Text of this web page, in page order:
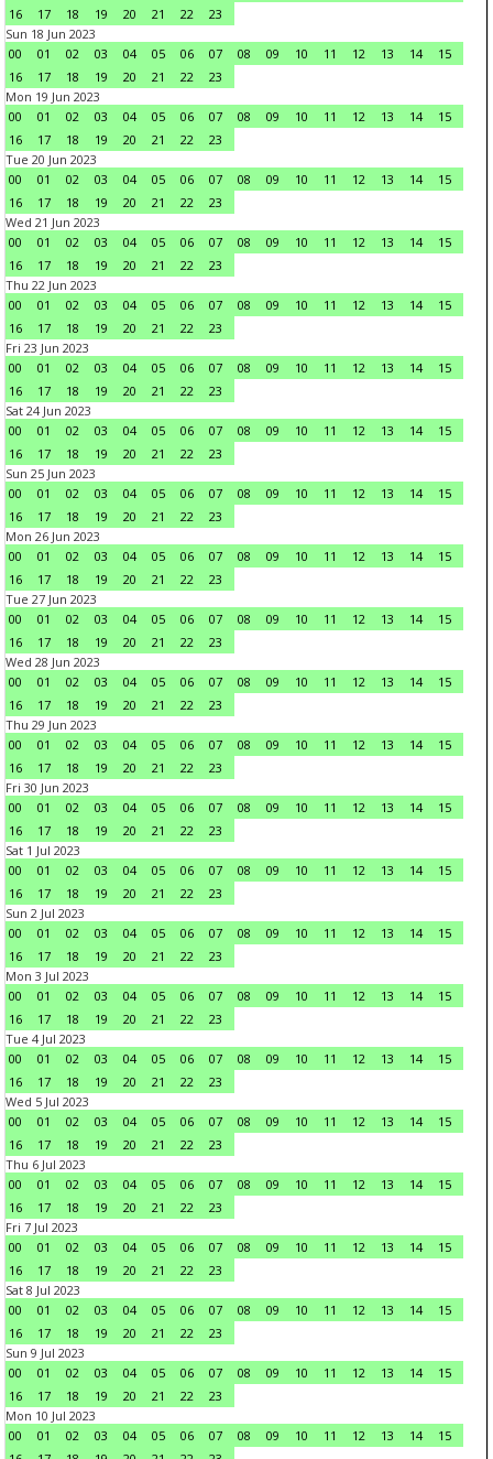
16
17 18 19 20 21 22
23
Sun 18 Jun 2023
00
01 02 03 04 05 06 07 08 09 10 11 12 13 14
15
16
17 18 19 20 21 22
23
Mon 19 Jun 2023
00
01 02 03 04 05 06 07 08 09 10 11 12 13 14
15
16
17 18 19 20 21 22
23
Tue 20 Jun 2023
00
01 02 03 04 05 06 07 08 09 10 11 12 13 14
15
16
17 18 19 20 21 22
23
Wed 21 Jun 2023
00
01 02 03 04 05 06 07 08 09 10 11 12 13 14
15
16
17 18 19 20 21 22
23
Thu 22 Jun 2023
00
01 02 03 04 05 06 07 08 09 10 11 12 13 14
15
16
17 18 19 20 21 22
23
Fri 23 Jun 2023
00
01 02 03 04 05 06 07 08 09 10 11 12 13 14
15
16
17 18 19 20 21 22
23
Sat 24 Jun 2023
00
01 02 03 04 05 06 07 08 09 10 11 12 13 14
15
16
17 18 19 20 21 22
23
Sun 25 Jun 2023
00
01 02 03 04 05 06 07 08 09 10 11 12 13 14
15
16
17 18 19 20 21 22
23
Mon 26 Jun 2023
00
01 02 03 04 05 06 07 08 09 10 11 12 13 14
15
16
17 18 19 20 21 22
23
Tue 27 Jun 2023
00
01 02 03 04 05 06 07 08 09 10 11 12 13 14
15
16
17 18 19 20 21 22
23
Wed 28 Jun 2023
00
01 02 03 04 05 06 07 08 09 10 11 12 13 14
15
16
17 18 19 20 21 22
23
Thu 29 Jun 2023
00
01 02 03 04 05 06 07 08 09 10 11 12 13 14
15
16
17 18 19 20 21 22
23
Fri 30 Jun 2023
00
01 02 03 04 05 06 07 08 09 10 11 12 13 14
15
16
17 18 19 20 21 22
23
Sat 1 Jul 2023
00
01 02 03 04 05 06 07 08 09 10 11 12 13 14
15
16
17 18 19 20 21 22
23
Sun 2 Jul 2023
00
01 02 03 04 05 06 07 08 09 10 11 12 13 14
15
16
17 18 19 20 21 22
23
Mon 3 Jul 2023
00
01 02 03 04 05 06 07 08 09 10 11 12 13 14
15
16
17 18 19 20 21 22
23
Tue 4 Jul 2023
00
01 02 03 04 05 06 07 08 09 10 11 12 13 14
15
16
17 18 19 20 21 22
23
Wed 5 Jul 2023
00
01 02 03 04 05 06 07 08 09 10 11 12 13 14
15
16
17 18 19 20 21 22
23
Thu 6 Jul 2023
00
01 02 03 04 05 06 07 08 09 10 11 12 13 14
15
16
17 18 19 20 21 22
23
Fri 7 Jul 2023
00
01 02 03 04 05 06 07 08 09 10 11 12 13 14
15
16
17 18 19 20 21 22
23
Sat 8 Jul 2023
00
01 02 03 04 05 06 07 08 09 10 11 12 13 14
15
16
17 18 19 20 21 22
23
Sun 9 Jul 2023
00
01 02 03 04 05 06 07 08 09 10 11 12 13 14
15
16
17 18 19 20 21 22
23
Mon 10 Jul 2023
00
01 02 03 04 05 06 07 08 09 10 11 12 13 14
15